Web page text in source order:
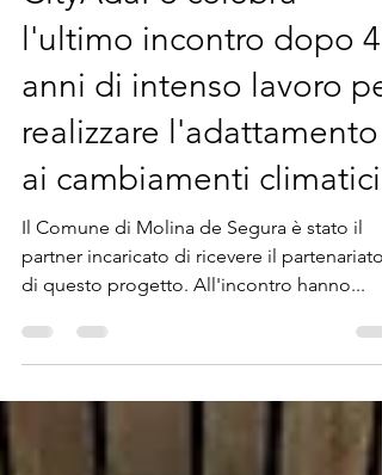
CityAdaP3 celebra
l'ultimo incontro dopo 4
anni di intenso lavoro per
ai cambiamenti climatici
Il Comune di Molina de Segura è stato il
partner incaricato di ricevere il partenariato
di questo progetto. All'incontro hanno...